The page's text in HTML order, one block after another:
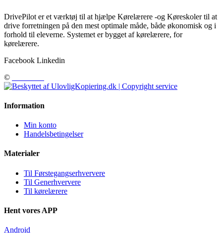
DrivePilot er et værktøj til at hjælpe Kørelærere -og Køreskoler til at
drive forretningen på den mest optimale måde, både økonomisk og i
forhold til eleverne. Systemet er bygget af kørelærere, for
kørelærere.
Facebook Linkedin
©
Information
Min konto
Handelsbetingelser
Materialer
Til Førstegangserhververe
Til Generhververe
Til kørelærere
Hent vores APP
Android